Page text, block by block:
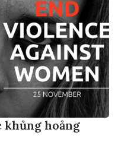
khủng hoảng